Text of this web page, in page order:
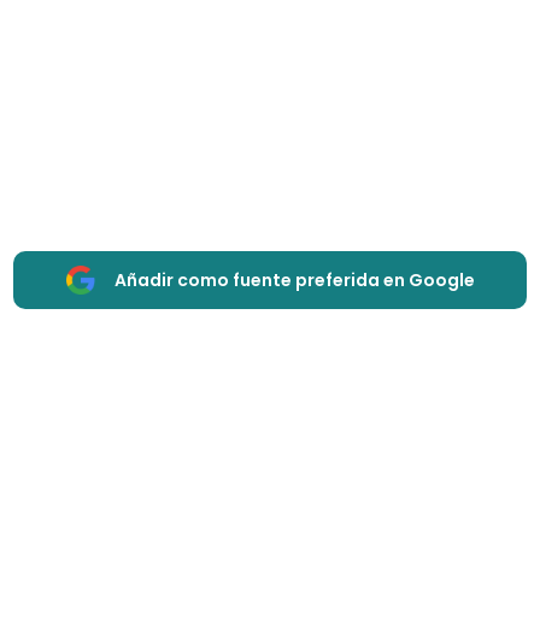
Añadir como fuente preferida en Google